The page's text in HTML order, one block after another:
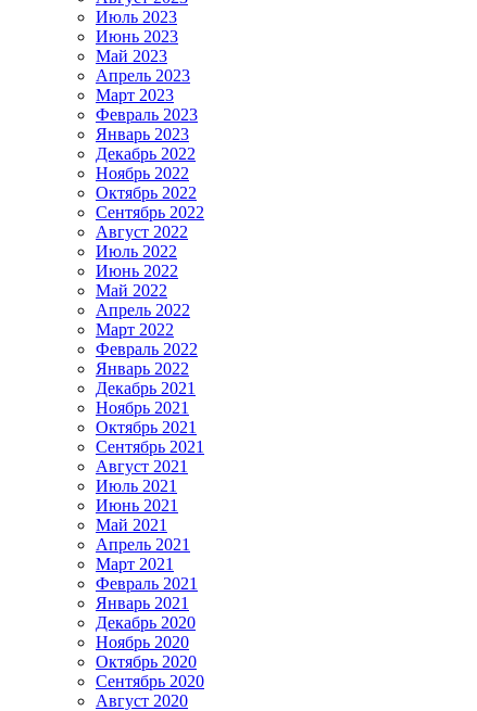
Июль 2023
Июнь 2023
Май 2023
Апрель 2023
Март 2023
Февраль 2023
Январь 2023
Декабрь 2022
Ноябрь 2022
Октябрь 2022
Сентябрь 2022
Август 2022
Июль 2022
Июнь 2022
Май 2022
Апрель 2022
Март 2022
Февраль 2022
Январь 2022
Декабрь 2021
Ноябрь 2021
Октябрь 2021
Сентябрь 2021
Август 2021
Июль 2021
Июнь 2021
Май 2021
Апрель 2021
Март 2021
Февраль 2021
Январь 2021
Декабрь 2020
Ноябрь 2020
Октябрь 2020
Сентябрь 2020
Август 2020